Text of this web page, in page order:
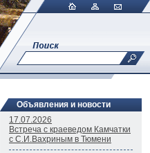
Объявления и новости
17.07.2026
Встреча с краеведом Камчатки
c С.И.Вахриным в Тюмени